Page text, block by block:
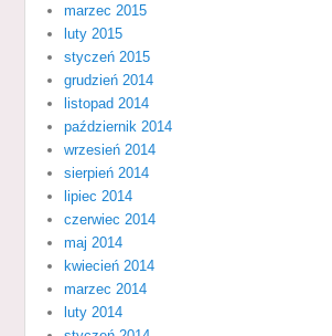
marzec 2015
luty 2015
styczeń 2015
grudzień 2014
listopad 2014
październik 2014
wrzesień 2014
sierpień 2014
lipiec 2014
czerwiec 2014
maj 2014
kwiecień 2014
marzec 2014
luty 2014